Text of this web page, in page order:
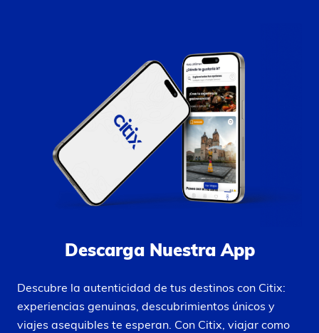
Descarga Nuestra App
Descubre la autenticidad de tus destinos con Citix:
experiencias genuinas, descubrimientos únicos y
viajes asequibles te esperan. Con Citix, viajar como